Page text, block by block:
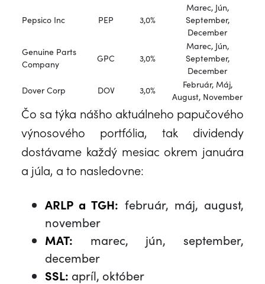
Pepsico Inc PEP 3,0%
Marec, Jún,
September,
December
Genuine Parts
Company
GPC 3,0%
Marec, Jún,
September,
December
Dover Corp
DOV 3,0%
Február, Máj,
August, November
Čo sa týka nášho aktuálneho papučového
výnosového portfólia, tak dividendy
dostávame každý mesiac okrem januára
a júla, a to nasledovne:
ARLP a TGH: február, máj, august,
november
MAT: marec, jún, september,
december
SSL: apríl, október